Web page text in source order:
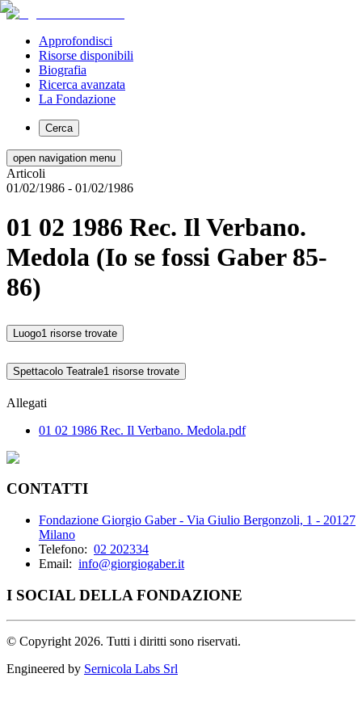
Approfondisci
Risorse disponibili
Biografia
Ricerca avanzata
La Fondazione
Cerca
open navigation menu
Articoli
01/02/1986 - 01/02/1986
01 02 1986 Rec. Il Verbano.
Medola (Io se fossi Gaber 85-
86)
Luogo1 risorse trovate
Spettacolo Teatrale1 risorse trovate
Allegati
01 02 1986 Rec. Il Verbano. Medola.pdf
CONTATTI
Fondazione Giorgio Gaber - Via Giulio Bergonzoli, 1 - 20127
Milano
Telefono: 02 202334
Email: info@giorgiogaber.it
I SOCIAL DELLA FONDAZIONE
© Copyright 2026. Tutti i diritti sono riservati.
Engineered by Sernicola Labs Srl